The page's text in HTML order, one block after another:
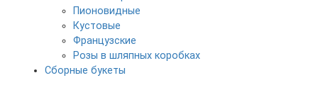
Пионовидные
Кустовые
Французские
Розы в шляпных коробках
Сборные букеты